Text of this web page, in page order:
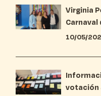
Virginia
Carnaval
10/05/
votación